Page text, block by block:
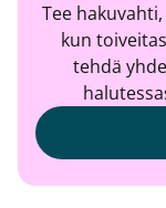
Tee
kun
tehdä